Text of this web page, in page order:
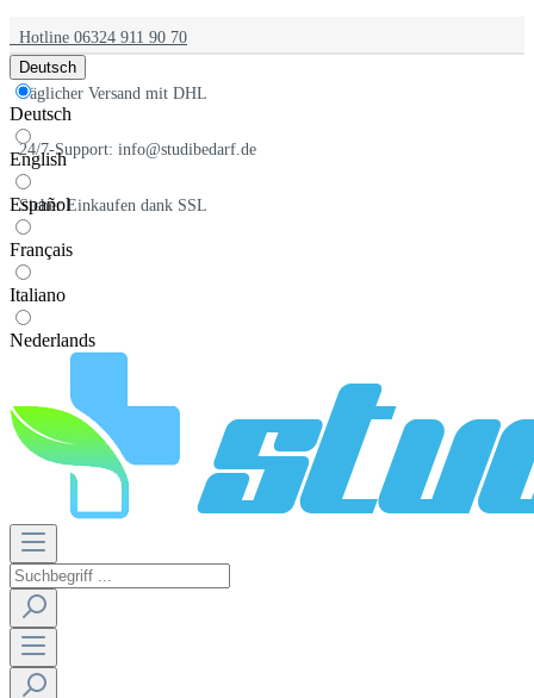
Hotline 06324 911 90 70
Täglicher Versand mit DHL
24/7-Support: info@studibedarf.de
Sicher Einkaufen dank SSL
Deutsch
Deutsch
English
Español
Français
Italiano
Nederlands